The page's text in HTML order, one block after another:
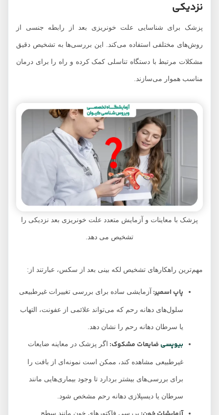
نزدیکی
پزشک برای شناسایی علت خونریزی بعد از رابطه جنسی از
روش‌های مختلفی استفاده می‌کند. این بررسی‌ها به تشخیص دقیق
مشکلات مرتبط با دستگاه تناسلی کمک کرده و راه را برای درمان
مناسب هموار می‌سازند.
پزشک با معاینات و آزمایش متعدد علت خونریزی بعد نزدیکی را
تشخیص می دهد.
مهم‌ترین راهکارهای تشخیص لکه بینی بعد از سکس، عبارتند از:
پاپ اسمیر:آزمایشی ساده برای بررسی تغییرات غیرطبیعی
سلول‌های دهانه رحم که می‌تواند علائمی از عفونت، التهاب
یا سرطان دهانه رحم را نشان دهد.
بیوپسیضایعات مشکوک:اگر پزشک در معاینه ضایعات
غیرطبیعی مشاهده کند، ممکن است نمونه‌ای از بافت را
برای بررسی‌های بیشتر بردارد تا وجود بیماری‌هایی مانند
سرطان یا دیسپلازی دهانه رحم مشخص شود.
بررسی فاکتورهای خون مانند سطح